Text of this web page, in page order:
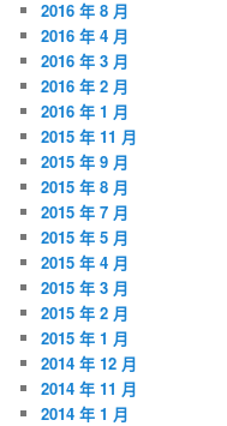
2016 年 8 月
2016 年 4 月
2016 年 3 月
2016 年 2 月
2016 年 1 月
2015 年 11 月
2015 年 9 月
2015 年 8 月
2015 年 7 月
2015 年 5 月
2015 年 4 月
2015 年 3 月
2015 年 2 月
2015 年 1 月
2014 年 12 月
2014 年 11 月
2014 年 1 月